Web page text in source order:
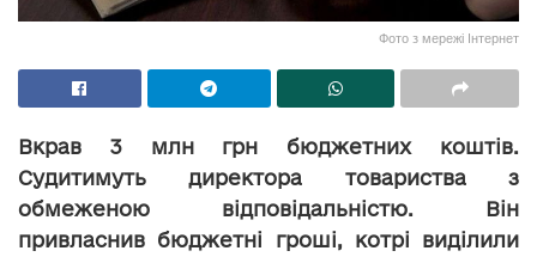
Фото з мережі Інтернет
Вкрав 3 млн грн бюджетних коштів.
Судитимуть директора товариства з
обмеженою відповідальністю. Він
привласнив бюджетні гроші, котрі виділили